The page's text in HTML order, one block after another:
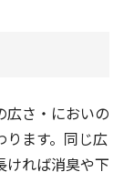
広さ・においの
ます。同じ広
ければ消臭や下